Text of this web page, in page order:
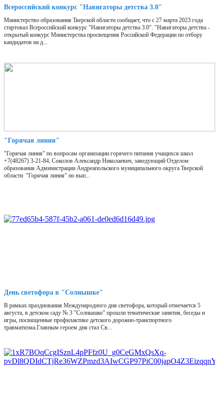
Всероссийский конкурс "Навигаторы детства 3.0"
Министерство образования Тверской области сообщает, что с 27 марта 2023 года
стартовал Всероссийский конкурс "Навигаторы детства 3.0". "Навигаторы детства -
открытый конкурс Министерства просвещения Российской Федерации по отбору
кандидатов на д...
"Горячая линия"
"Горячая линия" по вопросам организации горячего питания учащихся школ
+7(48267) 3-21-84, Соколов Александр Николаевич, заведующий Отделом
образования Администрации Андреапольского муниципального округа Тверской
области "Горячая линия" по вып...
День светофора в "Солнышке"
В рамках празднования Международного дня светофора, который отмечается 5
августа, в детском саду № 3 "Солнышко" прошли тематические занятия, беседы и
игры, посвященные профилактике детского дорожно-транспортного
травматизма.Главным героем дня стал Св...